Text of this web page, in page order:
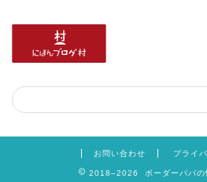
お問い合わせ プライ
2018–2026 ボーダーパパの